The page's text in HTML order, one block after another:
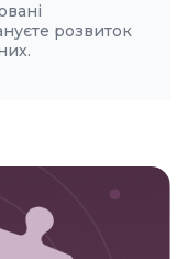
розвиток